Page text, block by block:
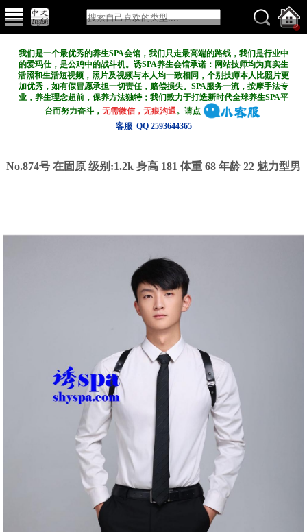
我们是一个最优秀的养生SPA会馆，我们只走最高端的路线，我们是行业中
的爱玛仕，是公鸡中的战斗机。诱SPA养生会馆承诺：网站技师均为真实生
活照和生活短视频，照片及视频与本人均一致相同，个别技师本人比照片更
加优秀，如有假冒愿承担一切责任，赔偿损失。SPA服务一流，按摩手法专
业，养生理念超前，保养方法独特；我们致力于打造新时代全球养生SPA平
台而努力奋斗，无需微信，无痕沟通。请点
客服 QQ 2593644365
No.874号 在固原 级别:1.2k 身高 181 体重 68 年龄 22 魅力型男